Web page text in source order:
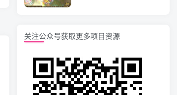
关注公众号获取更多项目资源